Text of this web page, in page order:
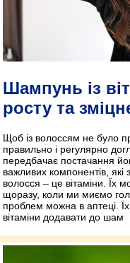
Шампунь із
росту та
Щоб із волоссям не було
правильно і регулярно
передбачає постачання
важливих компонентів, які
волосся – це вітаміни. Їх
щоразу, коли ми миємо
проблем можна в аптеці.
вітаміни додавати до шам